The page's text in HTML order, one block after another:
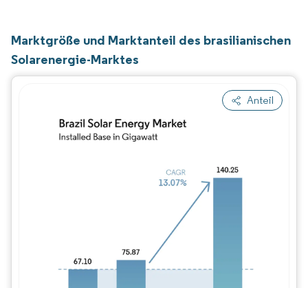
Marktgröße und Marktanteil des brasilianischen
Solarenergie-Marktes
Anteil
Bild © Mordor Intelligence.